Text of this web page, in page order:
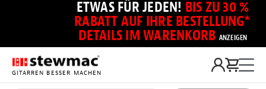
ETWAS FÜR JEDEN! BIS ZU 30 %
RABATT AUF IHRE BESTELLUNG*
DETAILS IM WARENKORB ANZEIGEN
GITARREN BESSER MACHEN